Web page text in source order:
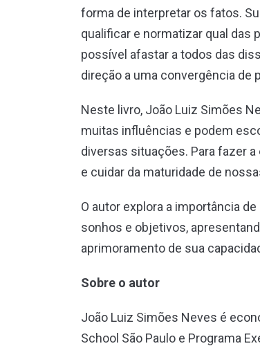
forma de interpretar os fatos.
qualificar e normatizar qual das
possível afastar a todos das
direção a uma convergência de
Neste livro, João Luiz Simões
muitas influências e podem
diversas situações. Para fazer
e cuidar da maturidade de
O autor explora a importância
sonhos e objetivos,
aprimoramento de sua
Sobre o autor
João Luiz Simões Neves é
School São Paulo e Programa